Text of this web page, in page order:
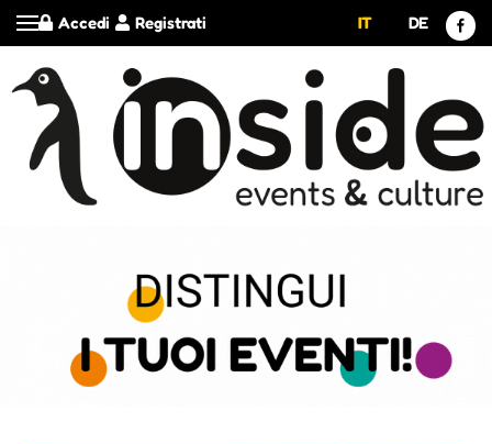
Registrati
Accedi IT DE